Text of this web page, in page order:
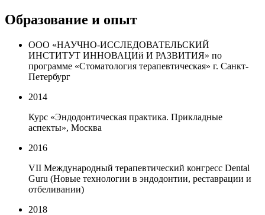
Образование и опыт
ООО «НАУЧНО-ИССЛЕДОВАТЕЛЬСКИЙ
ИНСТИТУТ ИННОВАЦИй И РАЗВИТИЯ» по
программе «Стоматология терапевтическая» г. Санкт-
Петербург
2014
Курс «Эндодонтическая практика. Прикладные
аспекты», Москва
2016
VII Международный терапевтический конгресс Dental
Guru (Новые технологии в эндодонтии, реставрации и
отбеливании)
2018